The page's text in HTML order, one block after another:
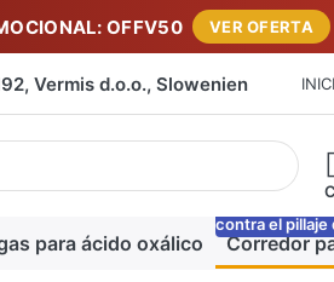
OFFV50 VER OFERTA
Vermis d.o.o., Slowenien
a medida que
para ácido oxálico Corredor
contra el pillaje